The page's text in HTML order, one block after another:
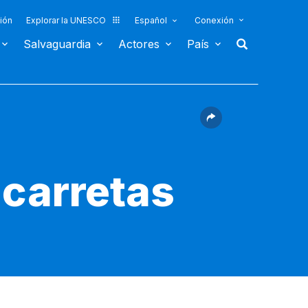
Explorar la UNESCO Español Conexión
Salvaguardia Actores País